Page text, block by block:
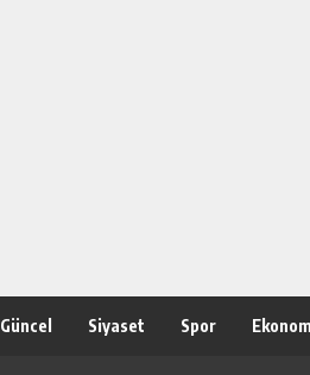
Güncel Siyaset Spor